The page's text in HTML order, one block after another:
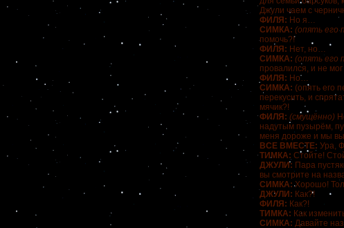
Джули чаем с
ФИЛЯ: Но я…
СИМКА: (опять его
помочь?!
ФИЛЯ: Нет, но…
СИМКА: (опять его
провалился, и не
ФИЛЯ: Но…
СИМКА: (опять его
перекусить, и
мячик?!
ФИЛЯ: (смущённо)
надутым пузырём,
меня дороже и мы
ВСЕ ВМЕСТЕ: Ура,
ТИМКА: Стойте!
ДЖУЛИ: Пара
вы смотрите на
СИМКА:Хорошо!
ДЖУЛИ: Как?!
ФИЛЯ: Как?!
ТИМКА: Как
СИМКА: Давайте